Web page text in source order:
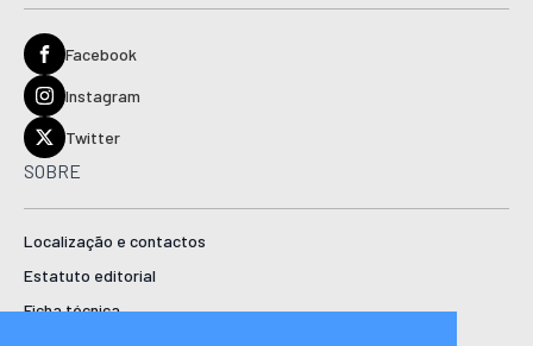
Facebook
Instagram
Twitter
SOBRE
Localização e contactos
Estatuto editorial
Ficha técnica